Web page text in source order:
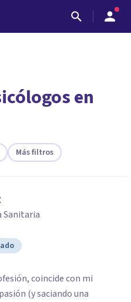
encontrar el
y te ofreceremos
en
Más filtros
Sanitaria
coincide con mi
(y saciando una